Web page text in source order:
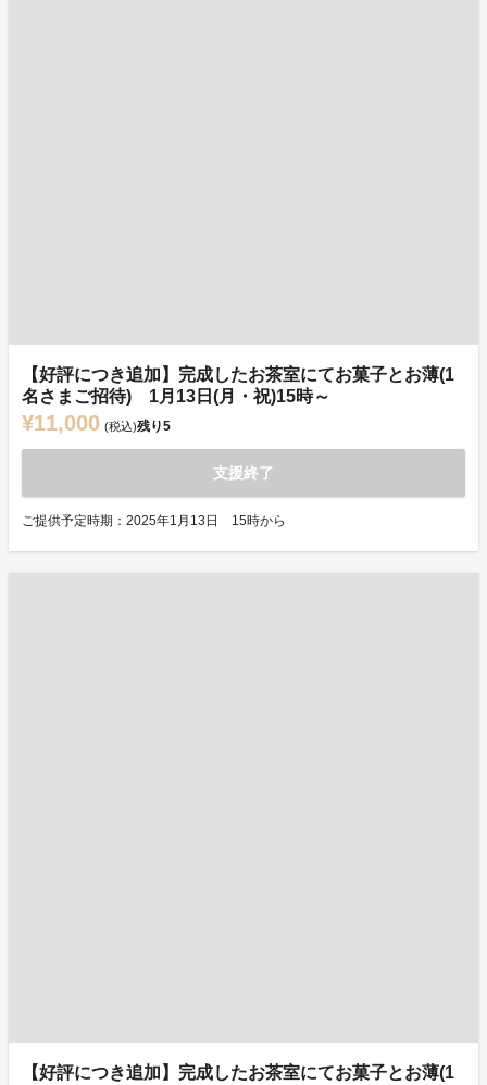
【好評につき追加】完成したお茶室にてお菓子とお薄(1
名さまご招待) 1月13日(月・祝)15時～
¥11,000 (税込)残り5
支援終了
ご提供予定時期：2025年1月13日 15時から
【好評につき追加】完成したお茶室にてお菓子とお薄(1